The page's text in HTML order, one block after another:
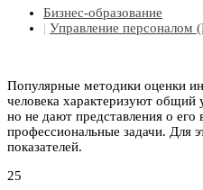
Бизнес-образование
| Управление персоналом
Популярные методики оценки
человека характеризуют общий
но не дают представления о
профессиональные задачи. Для
показателей.
25